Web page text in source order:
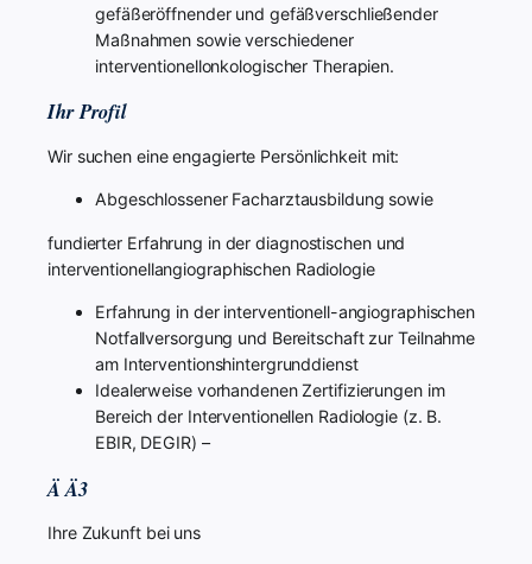
gefäßeröffnender und gefäßverschließender
Maßnahmen sowie verschiedener
interventionellonkologischer Therapien.
Ihr Profil
Wir suchen eine engagierte Persönlichkeit mit:
Abgeschlossener Facharztausbildung sowie
fundierter Erfahrung in der diagnostischen und
interventionellangiographischen Radiologie
Erfahrung in der interventionell-angiographischen
Notfallversorgung und Bereitschaft zur Teilnahme
am Interventionshintergrunddienst
Idealerweise vorhandenen Zertifizierungen im
Bereich der Interventionellen Radiologie (z. B.
EBIR, DEGIR) –
Ä Ä3
Ihre Zukunft bei uns